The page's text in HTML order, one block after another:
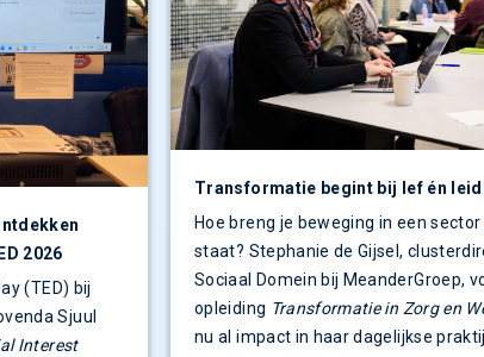
2026
(TED) bij
Sjuul
Interest
Transformatie begint bij lef én
Hoe breng je beweging in een
staat? Stephanie de Gijsel,
Sociaal Domein bij MeanderGroep,
opleiding Transformatie in Zorg en
nu al impact in haar dagelijkse